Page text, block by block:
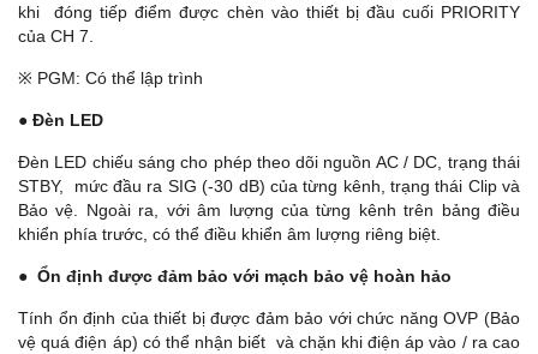
khi đóng tiếp điểm được chèn vào thiết bị đầu cuối PRIORITY
của CH 7.
※ PGM: Có thể lập trình
● Đèn LED
Đèn LED chiếu sáng cho phép theo dõi nguồn AC / DC, trạng thái
STBY, mức đầu ra SIG (-30 dB) của từng kênh, trạng thái Clip và
Bảo vệ. Ngoài ra, với âm lượng của từng kênh trên bảng điều
khiển phía trước, có thể điều khiển âm lượng riêng biệt.
● Ổn định được đảm bảo với mạch bảo vệ hoàn hảo
Tính ổn định của thiết bị được đảm bảo với chức năng OVP (Bảo
vệ quá điện áp) có thể nhận biết và chặn khi điện áp vào / ra cao